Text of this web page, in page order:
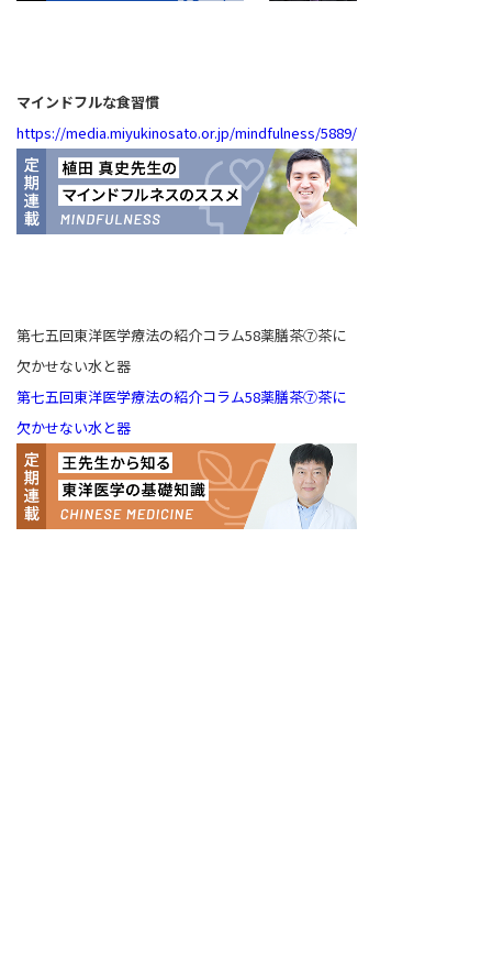
マインドフルな食習慣
https://media.miyukinosato.or.jp/mindfulness/5889/
第七五回東洋医学療法の紹介コラム58薬膳茶⑦茶に
欠かせない水と器
第七五回東洋医学療法の紹介コラム58薬膳茶⑦茶に
欠かせない水と器